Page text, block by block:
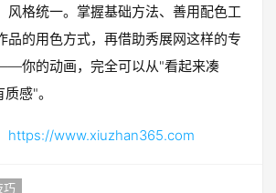
风格统一。掌握基础方法、善用配色工
品的用色方式，再借助秀展网这样的专
你的动画，完全可以从"看起来凑
感"。
https://www.xiuzhan365.com
巧